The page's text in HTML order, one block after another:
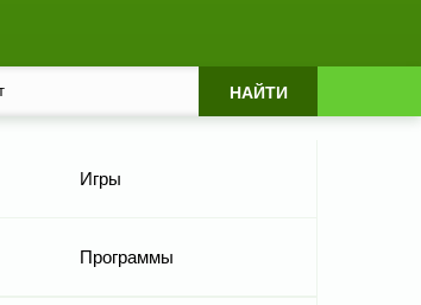
Игры
Программы